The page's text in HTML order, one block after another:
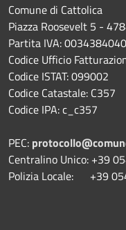
Comune di Cattolica
Piazza Roosevelt 5 -
Partita IVA:
Codice Ufficio
Codice ISTAT: 099002
Codice Catastale: C357
Codice IPA: c_c357
PEC:
Centralino Unico: +39
Polizia Locale: +39